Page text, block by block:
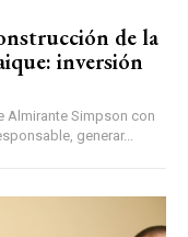
de la
inversión
Almirante Simpson con
generar...